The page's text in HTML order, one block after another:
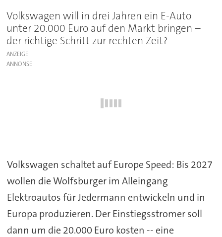
Volkswagen will in drei Jahren ein E-Auto
unter 20.000 Euro auf den Markt bringen –
der richtige Schritt zur rechten Zeit?
ANZEIGE
Volkswagen schaltet auf Europe Speed: Bis 2027
wollen die Wolfsburger im Alleingang
Elektroautos für Jedermann entwickeln und in
Europa produzieren. Der Einstiegsstromer soll
dann um die 20.000 Euro kosten -- eine